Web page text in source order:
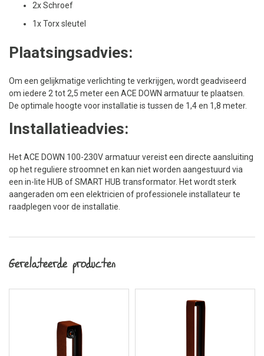
2x Schroef
1x Torx sleutel
Plaatsingsadvies:
Om een gelijkmatige verlichting te verkrijgen, wordt geadviseerd
om iedere 2 tot 2,5 meter een ACE DOWN armatuur te plaatsen.
De optimale hoogte voor installatie is tussen de 1,4 en 1,8 meter.
Installatieadvies:
Het ACE DOWN 100-230V armatuur vereist een directe aansluiting
op het reguliere stroomnet en kan niet worden aangestuurd via
een in-lite HUB of SMART HUB transformator. Het wordt sterk
aangeraden om een elektricien of professionele installateur te
raadplegen voor de installatie.
Gerelateerde producten